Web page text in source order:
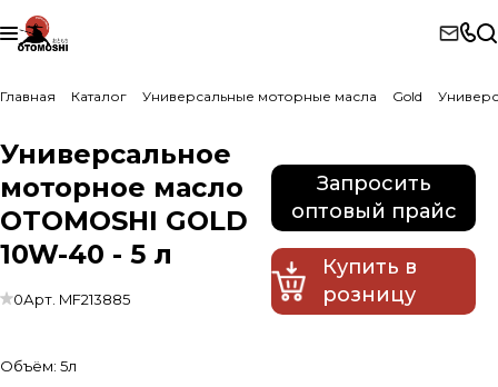
Главная Каталог Универсальные моторные масла Gold
Универсальное
моторное масло
OTOMOSHI GOLD
10W-40 - 5 л
0Арт. MF213885
Объём: 5л
Запросить
оптовый прайс
Купить в
розницу